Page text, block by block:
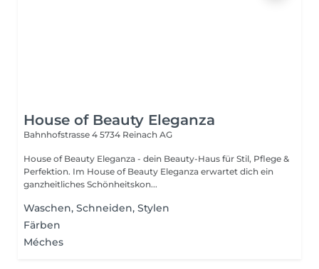
House of Beauty Eleganza
Bahnhofstrasse 4 5734 Reinach AG
House of Beauty Eleganza - dein Beauty-Haus für Stil, Pflege &
Perfektion. Im House of Beauty Eleganza erwartet dich ein
ganzheitliches Schönheitskon...
Waschen, Schneiden, Stylen
Färben
Méches